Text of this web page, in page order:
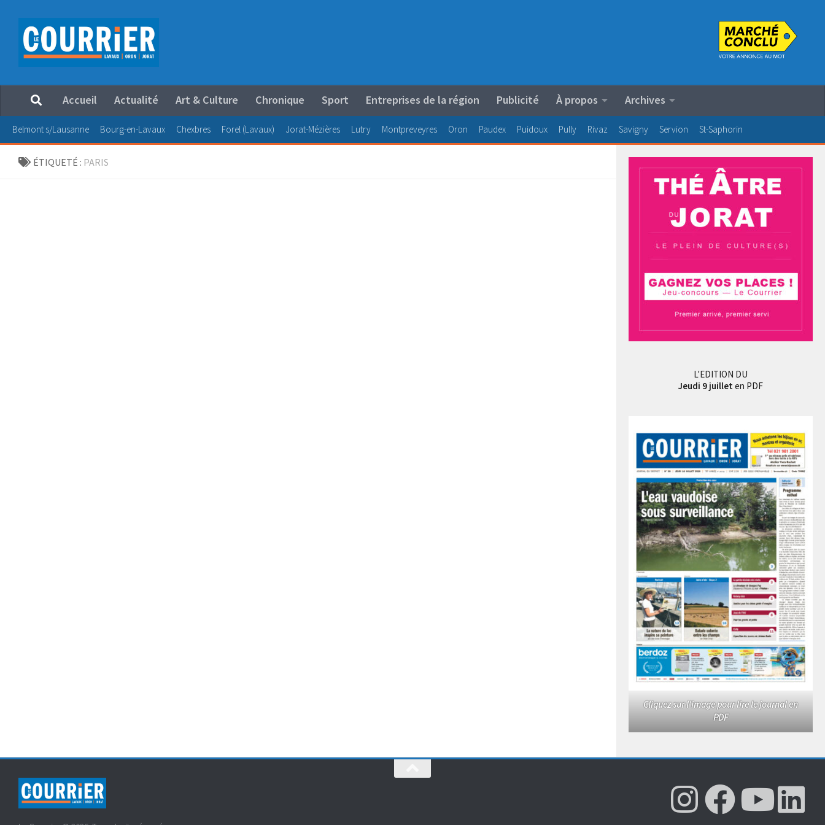
Au dessous du contenu
Accueil Actualité Art & Culture Chronique Sport Entreprises de la région Publicité À propos Archives
Belmont s/Lausanne Bourg-en-Lavaux Chexbres Forel (Lavaux) Jorat-Mézières Lutry Montpreveyres Oron Paudex Puidoux Pully Rivaz Savigny Servion St-Saphorin
ÉTIQUETÉ : PARIS
L'EDITION DU
Jeudi 9 juillet en PDF
Cliquez sur l'image pour lire le journal en
PDF